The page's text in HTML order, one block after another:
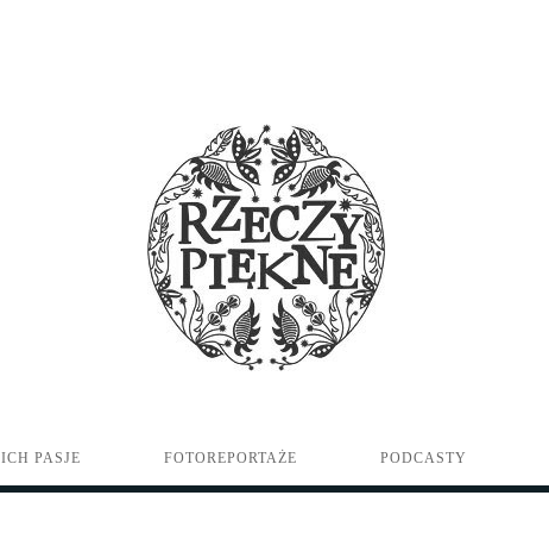
PASJE FOTOREPORTAŻE PODCASTY